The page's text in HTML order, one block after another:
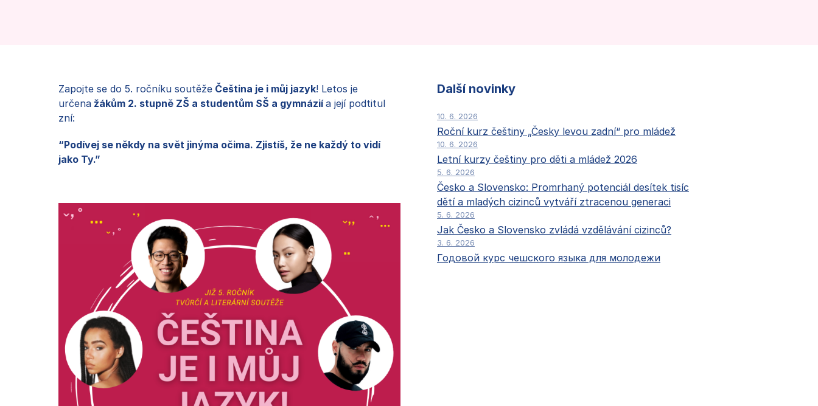
Zapojte se do 5. ročníku soutěže Čeština je i můj jazyk! Letos je
určena žákům 2. stupně ZŠ a studentům SŠ a gymnáziía její podtitul
zní:
“Podívej se někdy na svět jinýma očima. Zjistíš, že ne každý to vidí
jako Ty.”
Další novinky
10. 6. 2026
Roční kurz češtiny „Česky levou zadní“ pro mládež
10. 6. 2026
Letní kurzy češtiny pro děti a mládež 2026
5. 6. 2026
Česko a Slovensko: Promrhaný potenciál desítek tisíc
dětí a mladých cizinců vytváří ztracenou generaci
5. 6. 2026
Jak Česko a Slovensko zvládá vzdělávání cizinců?
3. 6. 2026
Годовой курс чешского языка для молодежи